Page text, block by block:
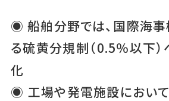
◉ 船舶分野では、国際海事
る硫黄分規制（0.5％以下
化
◉ 工場や発電施設におい